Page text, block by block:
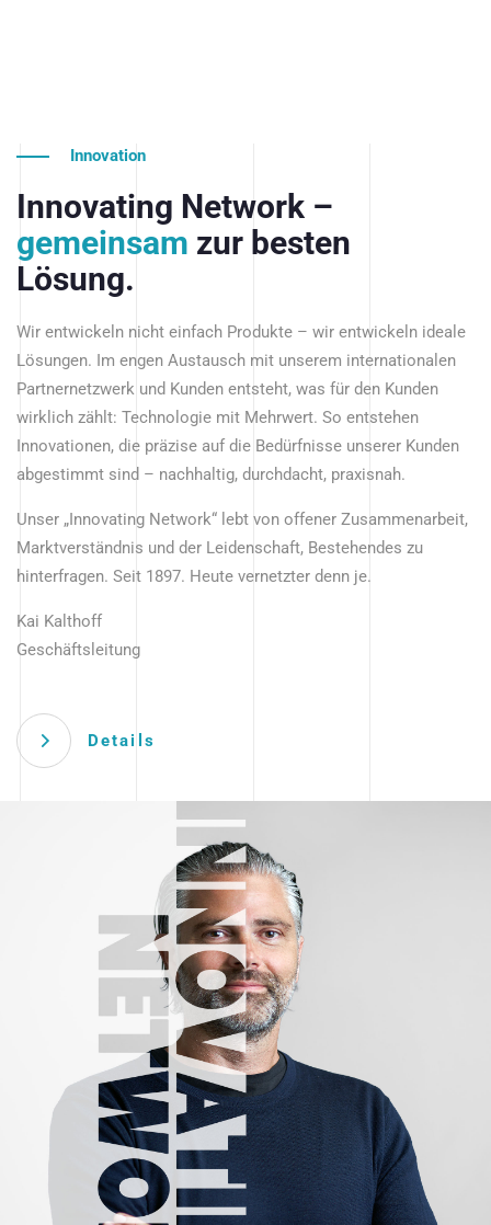
Innovation
Innovating Network –
gemeinsam zur besten
Lösung.
Wir entwickeln nicht einfach Produkte – wir entwickeln ideale
Lösungen. Im engen Austausch mit unserem internationalen
Partnernetzwerk und Kunden entsteht, was für den Kunden
wirklich zählt: Technologie mit Mehrwert. So entstehen
Innovationen, die präzise auf die Bedürfnisse unserer Kunden
abgestimmt sind – nachhaltig, durchdacht, praxisnah.
Unser „Innovating Network“ lebt von offener Zusammenarbeit,
Marktverständnis und der Leidenschaft, Bestehendes zu
hinterfragen. Seit 1897. Heute vernetzter denn je.
Kai Kalthoff
Geschäftsleitung
Details